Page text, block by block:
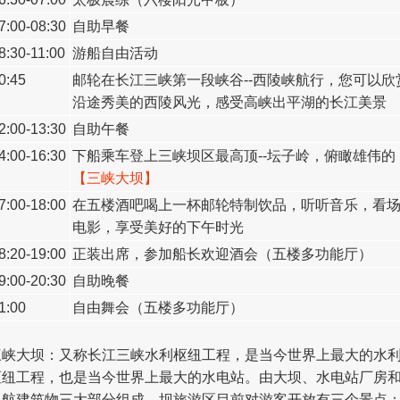
08:30 自助早餐
11:00 游船自由活动
邮轮在长江三峡第一段峡谷--西陵峡航行，您可以欣
沿途秀美的西陵风光，感受高峡出平湖的长江美景
13:30 自助午餐
16:30 下船乘车登上三峡坝区最高顶--坛子岭，俯瞰雄伟的
【三峡大坝】
18:00 在五楼酒吧喝上一杯邮轮特制饮品，听听音乐，看场
电影，享受美好的下午时光
19:00 正装出席，参加船长欢迎酒会（五楼多功能厅）
20:30 自助晚餐
自由舞会（五楼多功能厅）
峡大坝：又称长江三峡水利枢纽工程，是当今世界上最大的水
工程，也是当今世界上最大的水电站。由大坝、水电站厂房